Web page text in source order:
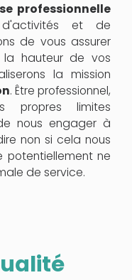
professionnelle
d'activités et de
de vous assurer
hauteur de vos
la mission
. Être professionnel,
propres limites
nous engager à
non si cela nous
potentiellement ne
de service.